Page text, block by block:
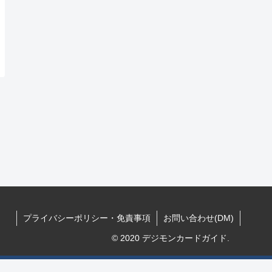
プライバシーポリシー・免責事項 お問い合わせ(DM)
© 2020 デジモンカードガイド.